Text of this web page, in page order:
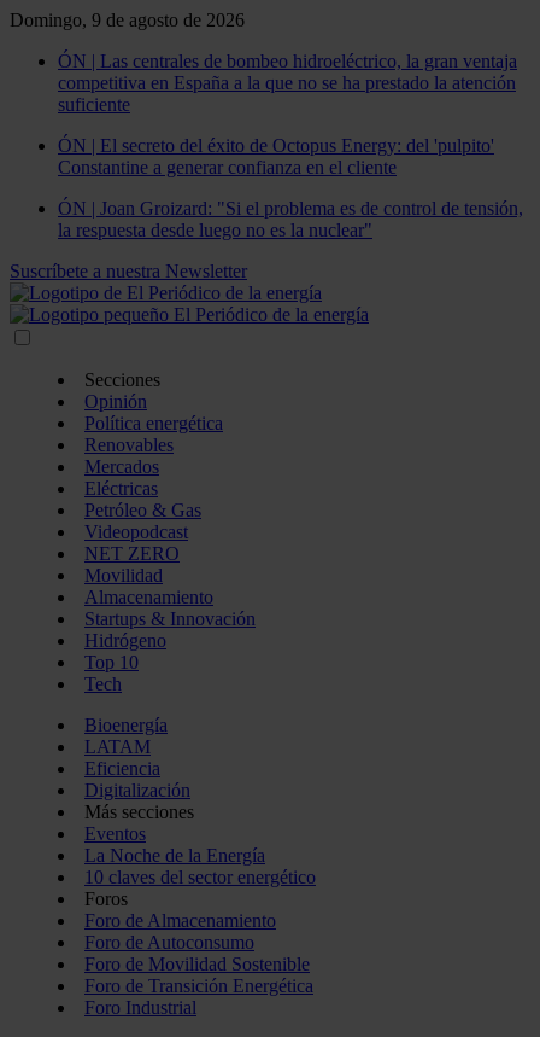
Domingo, 9 de agosto de 2026
ÓN | Las centrales de bombeo hidroeléctrico, la gran ventaja
competitiva en España a la que no se ha prestado la atención
suficiente
ÓN | El secreto del éxito de Octopus Energy: del 'pulpito'
Constantine a generar confianza en el cliente
ÓN | Joan Groizard: "Si el problema es de control de tensión,
la respuesta desde luego no es la nuclear"
Suscríbete a nuestra Newsletter
Secciones
Opinión
Política energética
Renovables
Mercados
Eléctricas
Petróleo & Gas
Videopodcast
NET ZERO
Movilidad
Almacenamiento
Startups & Innovación
Hidrógeno
Top 10
Tech
Bioenergía
LATAM
Eficiencia
Digitalización
Más secciones
Eventos
La Noche de la Energía
10 claves del sector energético
Foros
Foro de Almacenamiento
Foro de Autoconsumo
Foro de Movilidad Sostenible
Foro de Transición Energética
Foro Industrial